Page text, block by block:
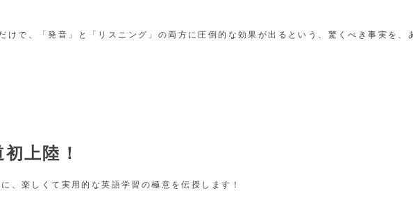
けで、「発音」と「リスニング」の両方に圧倒的な効果が出るという、驚くべき事実を、
上陸！
、楽しくて実用的な英語学習の極意を伝授します！